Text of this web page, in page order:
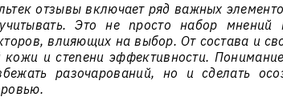
отзывы включает ряд важных
Это не просто набор мнений
влияющих на выбор. От состава и
кожи и степени эффективности.
разочарований, но и сделать